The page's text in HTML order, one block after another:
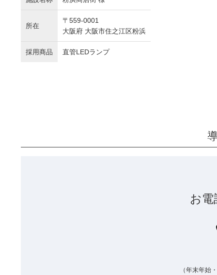
所在
〒559-0001
大阪府 大阪市住之江区粉浜
採用商品 直管LEDランプ
お
（年末年始